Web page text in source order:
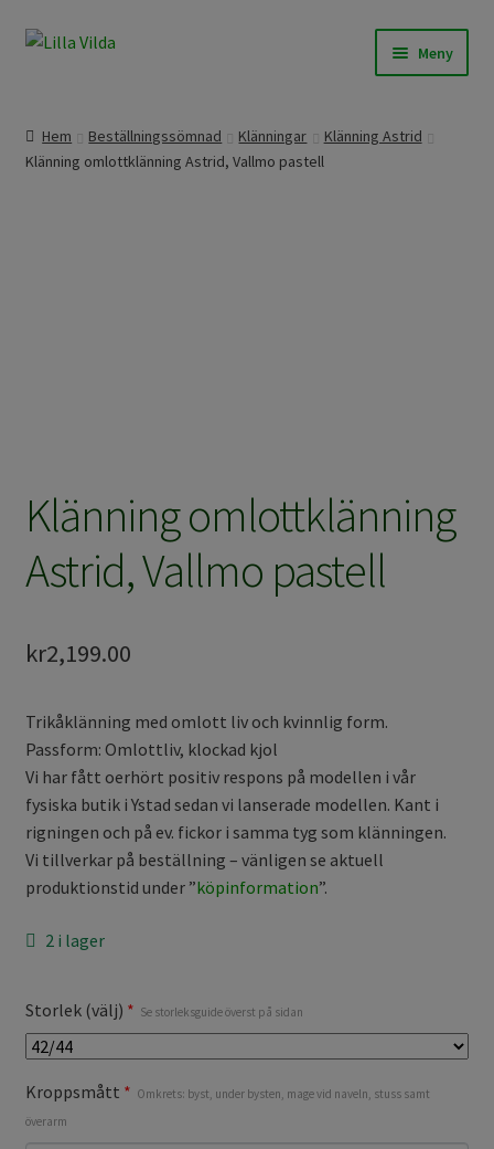
Hoppa
Hoppa
Meny
Beställningssömnad
Hem Beställningssömnad Klänningar
Klänning Astrid
Klänning omlottklänning Astrid, Vallmo pastell
Klänning omlottklänning
Astrid, Vallmo pastell
kr2,199.00
Trikåklänning med omlott liv och kvinnlig form.
Passform: Omlottliv, klockad kjol
Vi har fått oerhört positiv respons på modellen i vår
fysiska butik i Ystad sedan vi lanserade modellen. Kant i
rigningen och på ev. fickor i samma tyg som klänningen.
Vi tillverkar på beställning – vänligen se aktuell
produktionstid under ”köpinformation”.
2 i lager
Storlek (välj) * Se storleksguide överst på sidan
Kroppsmått * Omkrets: byst, under bysten, mage vid naveln, stuss samt
överarm